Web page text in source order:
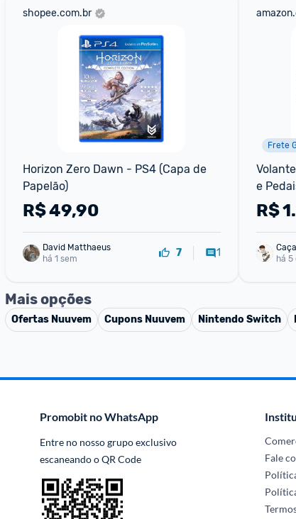
shopee.com.br
Horizon Zero Dawn - PS4 (Capa de
Papelão)
R$49,90
há 1 sem
7 1
Frete
e
Xbox
R$
há 5
Mais opções
Ofertas Nuuvem Cupons Nuuvem Nintendo Switch
Promobit no WhatsApp
Entre no nosso grupo exclusivo
escaneando o QR Code
Fale